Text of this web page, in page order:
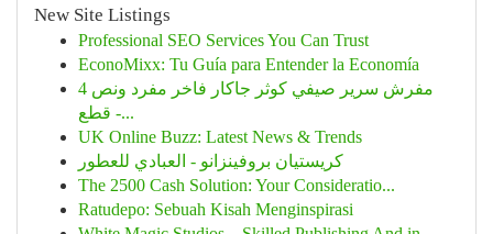
New Site Listings
Professional SEO Services You Can Trust
EconoMixx: Tu Guía para Entender la Economía
مفرش سرير صيفي كوثر جاكار فاخر مفرد ونص 4
قطع -...
UK Online Buzz: Latest News & Trends
كريستيان بروفينزانو - العبادي للعطور
The 2500 Cash Solution: Your Consideratio...
Ratudepo: Sebuah Kisah Menginspirasi